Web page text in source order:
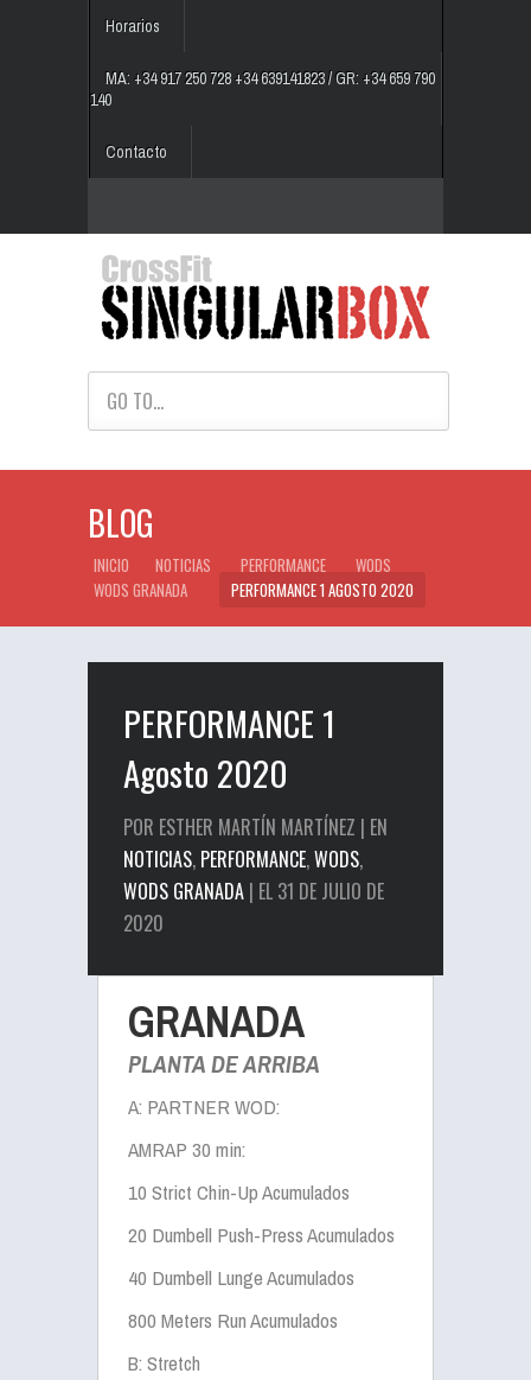
Horarios
MA: +34 917 250 728 +34 639141823 / GR: +34 659 790
140
Contacto
GO TO...
BLOG
INICIO NOTICIAS PERFORMANCE
WODS
WODS GRANADA
PERFORMANCE 1 AGOSTO 2020
PERFORMANCE 1
Agosto 2020
POR ESTHER MARTÍN MARTÍNEZ | EN
NOTICIAS, PERFORMANCE,WODS,
WODS GRANADA | EL 31 DE JULIO DE
2020
GRANADA
PLANTA DE ARRIBA
A: PARTNER WOD:
AMRAP 30 min:
10 Strict Chin-Up Acumulados
20 Dumbell Push-Press Acumulados
40 Dumbell Lunge Acumulados
800 Meters Run Acumulados
B: Stretch